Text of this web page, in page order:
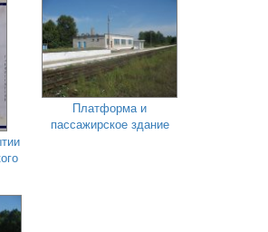
Платформа и
пассажирское здание